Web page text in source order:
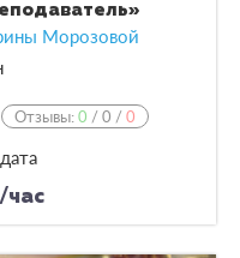
Морозовой
Отзывы:0 /0 /0
час